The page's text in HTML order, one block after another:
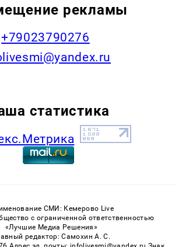
рекламы
+79023790276
статистика
СМИ: Кемерово Live
с ограниченной ответственностью
«Лучшие Медиа Решения»
редактор: Самохин А. С.